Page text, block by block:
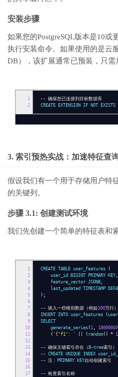
安装步骤
如果您的PostgreSQL版本是10或
执行安装命令。如果使用的是云
DB），该扩展通常已预装，只需
1
2
-- 确保您已连接到目标数据库
CREATE EXTENSION IF NOT
3. 索引预热实战：加速特征查
假设我们有一个用于存储用户特
的关键列。
步骤 3.1: 创建测试环境
我们先创建一个简单的特征表和索
1
2
3
4
5
6
7
8
9
10
11
12
13
14
15
16
17
CREATE TABLE user_features
(
user_id BIGINT PRIMARY KEY ,
feature_vector JSONB ,
last_updated TIMESTAMP
);
-- 插入一些模拟数据（例如 100万行）
INSERT INTO user_features
(
SELECT
generate_series ( 1 , 1000000)
( '{"f1": ' ( random () *
-- 确保主键索引存在（ B-tree索引）
-- CREATE UNIQUE INDEX
-- 注： PRIMARY KEY自动创建索引
-- 检查索引名称